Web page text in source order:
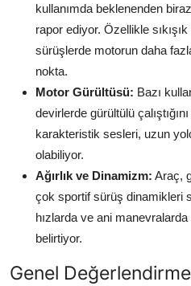
kullanımda beklenenden
rapor ediyor. Özellikle
sürüşlerde motorun daha
nokta.
Motor Gürültüsü: Bazı
devirlerde gürültülü
karakteristik sesleri, uzun
olabiliyor.
Ağırlık ve Dinamizm: Araç,
çok sportif sürüş dinamikleri
hızlarda ve ani manevralarda
belirtiyor.
Genel Değerlendirme